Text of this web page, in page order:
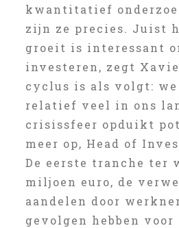
kwantitatief
zijn ze precies. Juist
groeit is interessant
investeren, zegt
cyclus is als volgt: we
relatief veel in ons
crisissfeer opduikt
meer op, Head of
De eerste tranche ter
miljoen euro, de
aandelen door
gevolgen hebben